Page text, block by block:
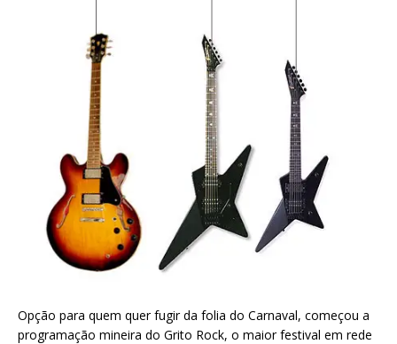
Opção para quem quer fugir da folia do Carnaval, começou a
programação mineira do Grito Rock, o maior festival em rede